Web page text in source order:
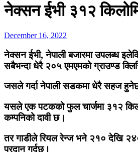
नेक्सन ईभी ३१२
December 16, 2022
नेक्सन ईभी, नेपाली बजारमा उपलब्ध
सबैभन्दा धेरै २०५ एमएमको ग्राउण्ड
जसले गर्दा नेपाली सडकमा धेरै सहज
यसले एक पटकको फुल चार्जमा ३१२
कम्पनिको दावी छ।
तर गाडीले रियल रेन्ज भने २१० देखि
प्रदान गर्दछ।